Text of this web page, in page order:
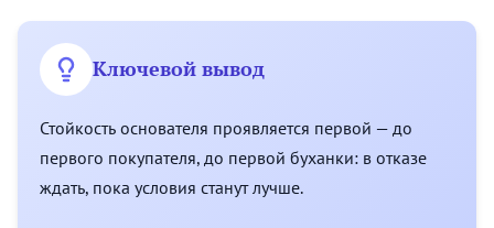
Ключевой вывод
Стойкость основателя проявляется первой — до
первого покупателя, до первой буханки: в отказе
ждать, пока условия станут лучше.